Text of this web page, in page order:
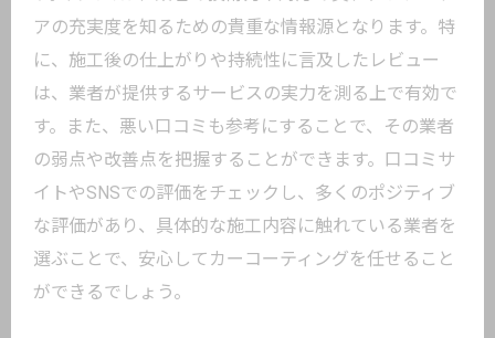
アの充実度を知るための貴重な情報源となります。特
に、施工後の仕上がりや持続性に言及したレビュー
は、業者が提供するサービスの実力を測る上で有効で
す。また、悪い口コミも参考にすることで、その業者
の弱点や改善点を把握することができます。口コミサ
イトやSNSでの評価をチェックし、多くのポジティブ
な評価があり、具体的な施工内容に触れている業者を
選ぶことで、安心してカーコーティングを任せること
ができるでしょう。